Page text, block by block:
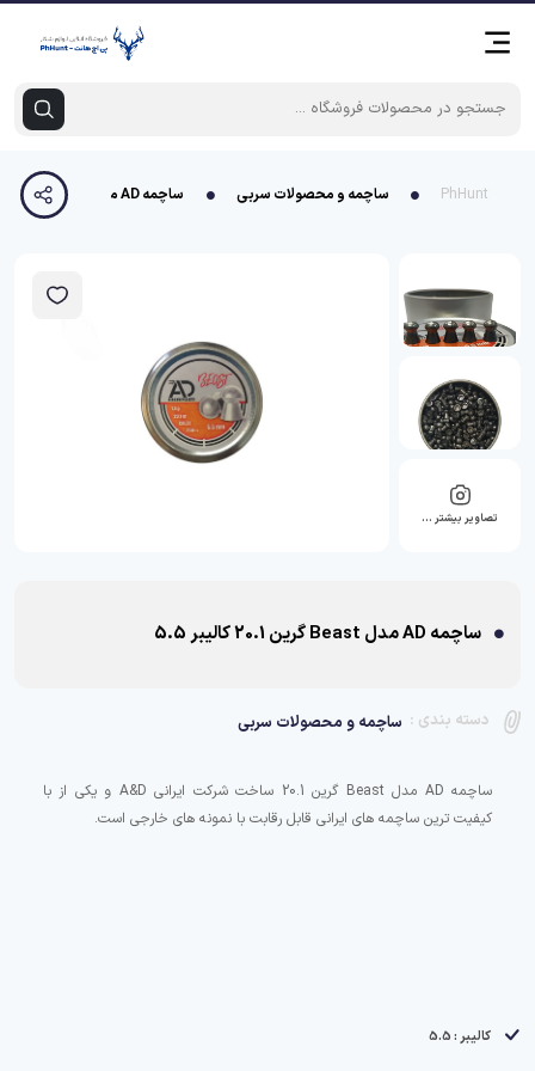
PhHunt ساچمه و محصولات سربی ساچمه AD مدل Beast گرین 20.1 کالیبر 5.5
تصاویر بیشتر …
ساچمه AD مدل Beast گرین 20.1 کالیبر 5.5
دسته بندی : ساچمه و محصولات سربی
ساچمه AD مدل Beast گرین 20.1 ساخت شرکت ایرانی A&D و یکی از با
کیفیت ترین ساچمه های ایرانی قابل رقابت با نمونه های خارجی است.
کالیبر : 5.5